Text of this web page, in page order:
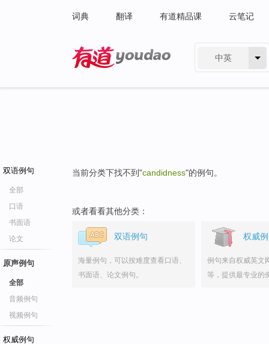
词典 翻译 有道精品课 云笔记
中英
双语例句
全部
口语
书面语
论文
原声例句
全部
音频例句
视频例句
权威例句
当前分类下找不到"candidness"的例句。
或者看看其他分类：
双语例句
海量例句，可以按难度查看口语、
书面语、论文例句。
权威
例句来自权威英文
等，提供最专业的